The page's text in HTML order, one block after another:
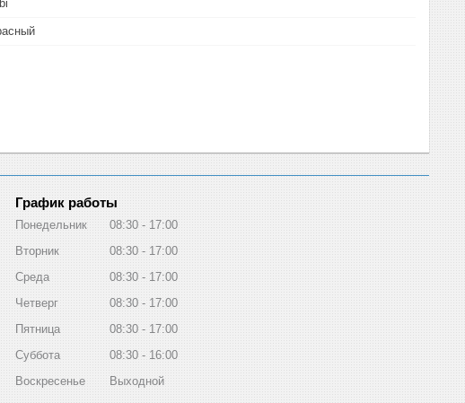
График работы
Понедельник 08:30
17:00
Вторник
08:30
17:00
Среда
08:30
17:00
Четверг
08:30
17:00
Пятница
08:30
17:00
Суббота
08:30
16:00
Воскресенье
Выходной